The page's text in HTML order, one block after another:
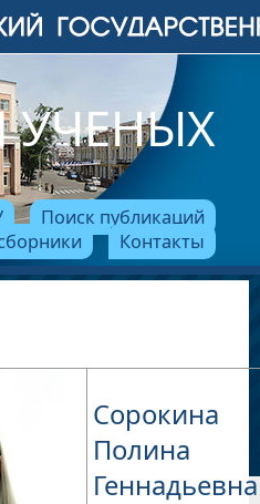
УЧЕНЫХ
Поиск публикаций
Контакты
Сорокина
Полина
Геннадьевна